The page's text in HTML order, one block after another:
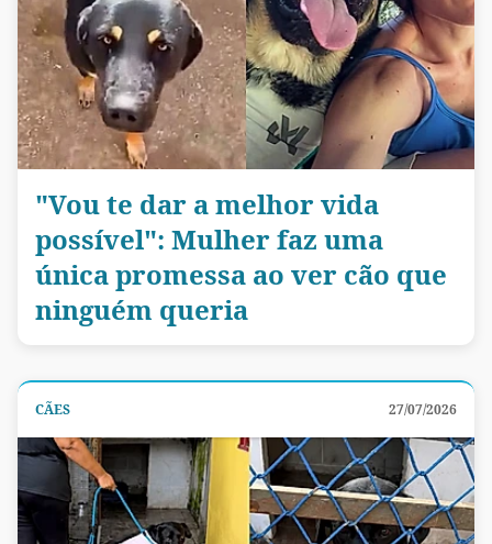
"Vou te dar a melhor vida
possível": Mulher faz uma
única promessa ao ver cão que
ninguém queria
CÃES 27/07/2026